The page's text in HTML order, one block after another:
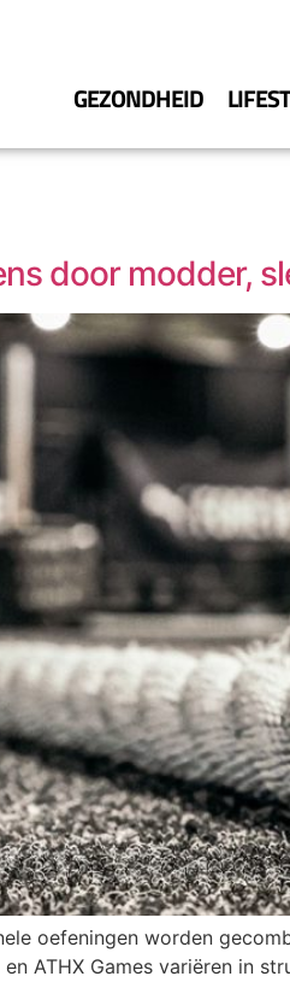
GEZONDHEID
door modder,
oefeningen worden
ATHX Games variëren in